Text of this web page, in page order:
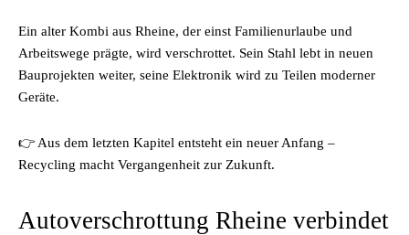
Ein alter Kombi aus Rheine, der einst Familienurlaube und
Arbeitswege prägte, wird verschrottet. Sein Stahl lebt in neuen
Bauprojekten weiter, seine Elektronik wird zu Teilen moderner
Geräte.
👉 Aus dem letzten Kapitel entsteht ein neuer Anfang –
Recycling macht Vergangenheit zur Zukunft.
Autoverschrottung Rheine verbindet